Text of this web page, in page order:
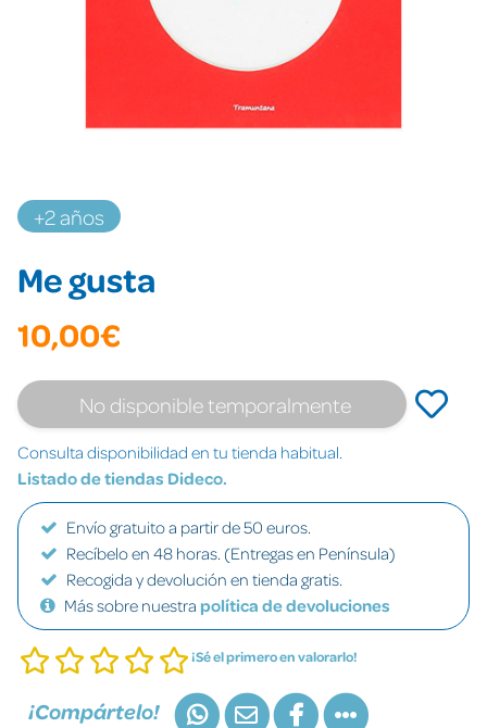
+2 años
Me gusta
10,00€
No disponible temporalmente
Consulta disponibilidad en tu tienda habitual.
Listado de tiendas Dideco.
Envío gratuito a partir de 50 euros.
Recíbelo en 48 horas. (Entregas en Península)
Recogida y devolución en tienda gratis.
Más sobre nuestra política de devoluciones
¡Sé el primero en valorarlo!
¡Compártelo!